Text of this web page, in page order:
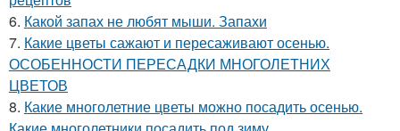
6. Какой запах не любят мыши. Запахи
7. Какие цветы сажают и пересаживают осенью.
ОСОБЕННОСТИ ПЕРЕСАДКИ МНОГОЛЕТНИХ
ЦВЕТОВ
8. Какие многолетние цветы можно посадить осенью.